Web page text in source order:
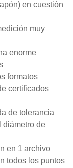
en cuestión
muy
enorme
formatos
certificados
de tolerancia
diámetro de
en 1 archivo
todos los puntos